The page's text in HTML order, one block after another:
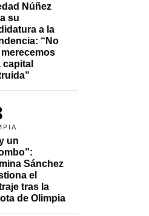
Núñez
su
a la
“No
capital
un
Sánchez
el
tras la
de Olimpia